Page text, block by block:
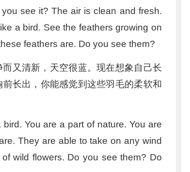
see it? The air is clean and fresh.
a bird. See the feathers growing on
feathers are. Do you see them?
又清新，天空很蓝。现在想象自己长
长出，你能感觉到这些羽毛的柔软和
You are a part of nature. You are
They are able to take on any wind
wild flowers. Do you see them? Do